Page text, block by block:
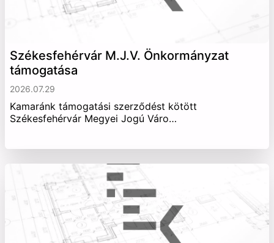
Székesfehérvár M.J.V. Önkormányzat
támogatása
2026.07.29
Kamaránk támogatási szerződést kötött
Székesfehérvár Megyei Jogú Váro…